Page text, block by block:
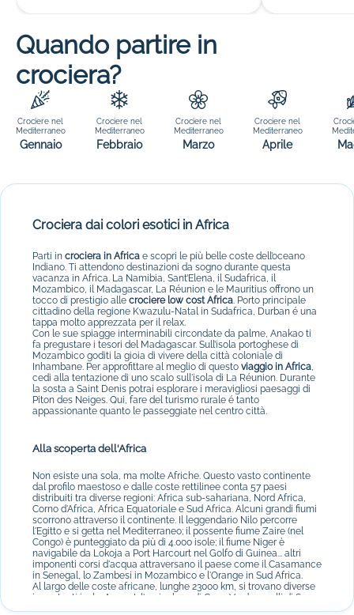
Quando partire in
crociera?
Crociere nel
Mediterraneo
Gennaio
Crociere nel
Mediterraneo
Febbraio
Crociere nel
Mediterraneo
Marzo
Crociere nel
Mediterraneo
Aprile
Crociera dai colori esotici in Africa
Parti in crociera in Africa e scopri le più belle coste dell’oceano
Indiano. Ti attendono destinazioni da sogno durante questa
vacanza in Africa. La Namibia, Sant’Elena, il Sudafrica, il
Mozambico, il Madagascar, La Réunion e le Mauritius offrono un
tocco di prestigio alle crociere low cost Africa. Porto principale
cittadino della regione Kwazulu-Natal in Sudafrica, Durban é una
tappa molto apprezzata per il relax.
Con le sue spiagge interminabili circondate da palme, Anakao ti
fa pregustare i tesori del Madagascar. Sull’isola portoghese di
Mozambico goditi la gioia di vivere della città coloniale di
Inhambane. Per approfittare al meglio di questo viaggio in Africa,
cedi alla tentazione di uno scalo sull'isola di La Réunion. Durante
la sosta a Saint Denis potrai esplorare i meravigliosi paesaggi di
Piton des Neiges. Qui, fare del turismo rurale é tanto
appassionante quanto le passeggiate nel centro città.
Alla scoperta dell'Africa
Non esiste una sola, ma molte Afriche. Questo vasto continente
dal profilo maestoso e dalle coste rettilinee conta 57 paesi
distribuiti tra diverse regioni: Africa sub-sahariana, Nord Africa,
Corno d'Africa, Africa Equatoriale e Sud Africa. Alcuni grandi fiumi
scorrono attraverso il continente. Il leggendario Nilo percorre
l'Egitto e si getta nel Mediterraneo; il possente fiume Zaire (nel
Congo) è punteggiato da più di 4.000 isole; il fiume Niger è
navigabile da Lokoja a Port Harcourt nel Golfo di Guinea... altri
imponenti corsi d'acqua attraversano il paese come il Casamance
in Senegal, lo Zambesi in Mozambico e l'Orange in Sud Africa.
Al largo delle coste africane, lunghe 23000 km, si trovano diverse
importanti isole. A ovest: l'arcipelago di Capo Verde, quelli di Sao
Tome e Principe. A est, al largo delle coste del Kenya e della